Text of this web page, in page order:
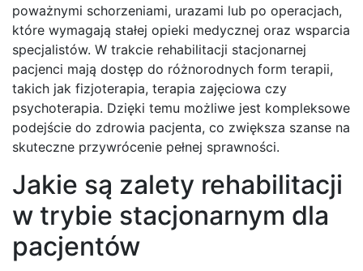
poważnymi schorzeniami, urazami lub po operacjach,
które wymagają stałej opieki medycznej oraz wsparcia
specjalistów. W trakcie rehabilitacji stacjonarnej
pacjenci mają dostęp do różnorodnych form terapii,
takich jak fizjoterapia, terapia zajęciowa czy
psychoterapia. Dzięki temu możliwe jest kompleksowe
podejście do zdrowia pacjenta, co zwiększa szanse na
skuteczne przywrócenie pełnej sprawności.
Jakie są zalety rehabilitacji
w trybie stacjonarnym dla
pacjentów